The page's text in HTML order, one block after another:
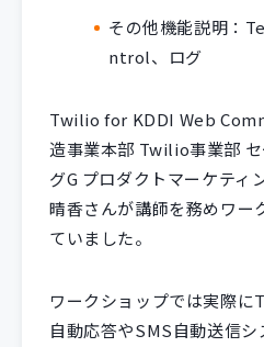
その他機能説明：
ntrol、ログ
Twilio for KDDI Web
造事業本部 Twilio事業部
グG プロダクトマーケティ
晴香さんが講師を務めワー
ていました。
ワークショップでは実際
自動応答やSMS自動送信